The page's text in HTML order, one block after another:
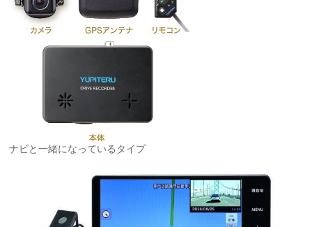
ナビと一緒になっているタイプ